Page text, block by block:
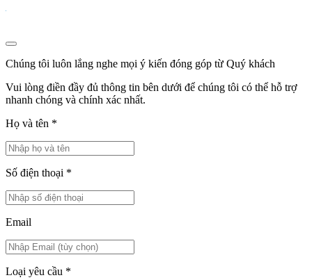
Chúng tôi luôn lắng nghe mọi ý kiến đóng góp từ Quý khách
Vui lòng điền đầy đủ thông tin bên dưới để chúng tôi có thể hỗ trợ
nhanh chóng và chính xác nhất.
Họ và tên *
Số điện thoại *
Email
Loại yêu cầu *